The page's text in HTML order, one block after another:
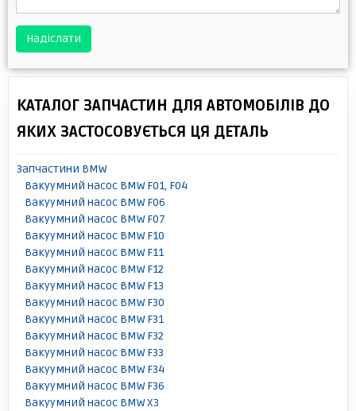
Надіслати
КАТАЛОГ ЗАПЧАСТИН ДЛЯ АВТОМОБІЛІВ ДО
ЯКИХ ЗАСТОСОВУЄТЬСЯ ЦЯ ДЕТАЛЬ
Запчастини BMW
Вакуумний насос BMW F01, F04
Вакуумний насос BMW F06
Вакуумний насос BMW F07
Вакуумний насос BMW F10
Вакуумний насос BMW F11
Вакуумний насос BMW F12
Вакуумний насос BMW F13
Вакуумний насос BMW F30
Вакуумний насос BMW F31
Вакуумний насос BMW F32
Вакуумний насос BMW F33
Вакуумний насос BMW F34
Вакуумний насос BMW F36
Вакуумний насос BMW X3